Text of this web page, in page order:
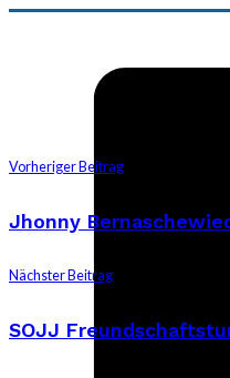
Vorheriger Beitrag
Jhonny
Nächster Beitrag
SOJJ